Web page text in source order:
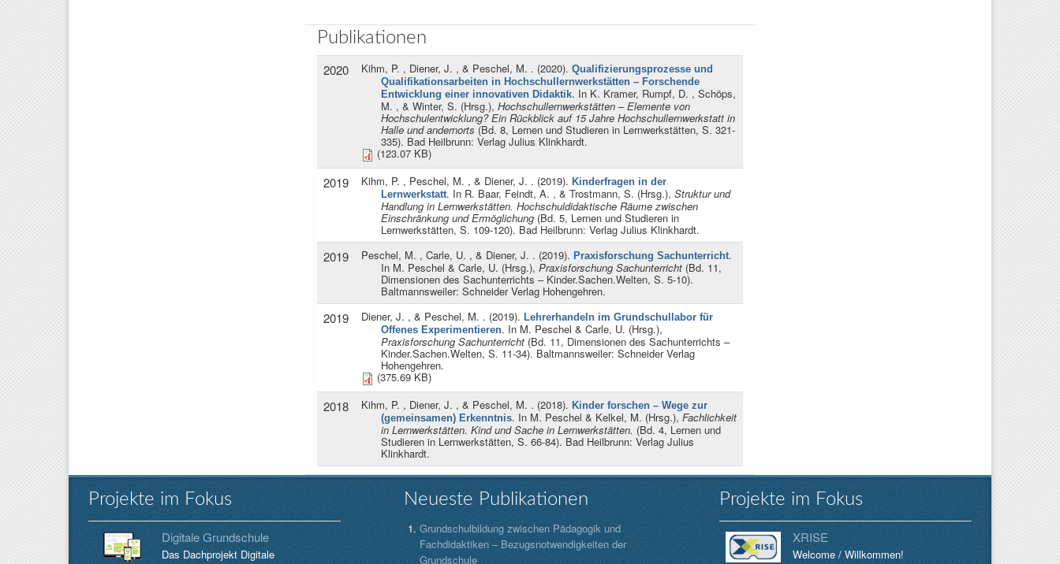
Publikationen
2020 Kihm, P. , Diener, J. , & Peschel, M. . (2020). Qualifizierungsprozesse und
Qualifikationsarbeiten in Hochschullernwerkstätten – Forschende
Entwicklung einer innovativen Didaktik. In K. Kramer, Rumpf, D. , Schöps,
M. , & Winter, S. (Hrsg.), Hochschullernwerkstätten – Elemente von
Hochschulentwicklung? Ein Rückblick auf 15 Jahre Hochschullernwerkstatt in
Halle und andernorts(Bd. 8, Lernen und Studieren in Lernwerkstätten, S. 321-
335). Bad Heilbrunn: Verlag Julius Klinkhardt.
(123.07 KB)
2019 Kihm, P. , Peschel, M. , & Diener, J. . (2019). Kinderfragen in der
Lernwerkstatt. In R. Baar, Feindt, A. , & Trostmann, S. (Hrsg.), Struktur und
Handlung in Lernwerkstätten. Hochschuldidaktische Räume zwischen
Einschränkung und Ermöglichung (Bd. 5, Lernen und Studieren in
Lernwerkstätten, S. 109-120). Bad Heilbrunn: Verlag Julius Klinkhardt.
2019 Peschel, M. , Carle, U. , & Diener, J. . (2019). Praxisforschung Sachunterricht.
In M. Peschel & Carle, U. (Hrsg.), Praxisforschung Sachunterricht (Bd. 11,
Dimensionen des Sachunterrichts – Kinder.Sachen.Welten, S. 5-10).
Baltmannsweiler: Schneider Verlag Hohengehren.
2019 Diener, J. , & Peschel, M. . (2019). Lehrerhandeln im Grundschullabor für
Offenes Experimentieren. In M. Peschel & Carle, U. (Hrsg.),
Praxisforschung Sachunterricht (Bd. 11, Dimensionen des Sachunterrichts –
Kinder.Sachen.Welten, S. 11-34). Baltmannsweiler: Schneider Verlag
Hohengehren.
(375.69 KB)
2018 Kihm, P. , Diener, J. , & Peschel, M. . (2018). Kinder forschen – Wege zur
(gemeinsamen) Erkenntnis. In M. Peschel & Kelkel, M. (Hrsg.), Fachlichkeit
in Lernwerkstätten. Kind und Sache in Lernwerkstätten. (Bd. 4, Lernen und
Studieren in Lernwerkstätten, S. 66-84). Bad Heilbrunn: Verlag Julius
Klinkhardt.
Projekte im Fokus
Digitale Grundschule
Das Dachprojekt Digitale
Neueste Publikationen
Grundschulbildung zwischen Pädagogik und
Fachdidaktiken – Bezugsnotwendigkeiten der
Grundschule
Projekte im Fokus
XRISE
Welcome / Willkommen!